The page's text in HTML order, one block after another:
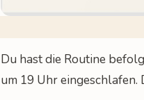
Du hast die Routine
um 19 Uhr eingeschlafen.